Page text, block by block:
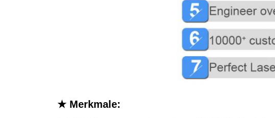
★ Merkmale: